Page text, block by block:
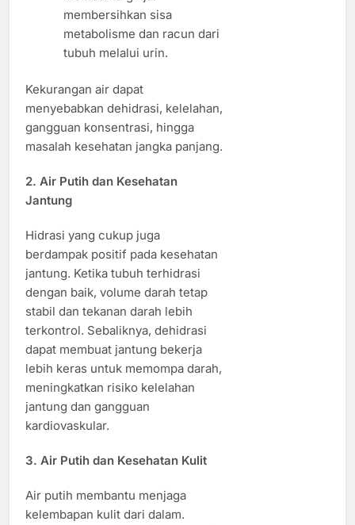
membersihkan sisa
metabolisme dan racun dari
tubuh melalui urin.
Kekurangan air dapat
menyebabkan dehidrasi, kelelahan,
gangguan konsentrasi, hingga
masalah kesehatan jangka panjang.
2. Air Putih dan Kesehatan
Jantung
Hidrasi yang cukup juga
berdampak positif pada kesehatan
jantung. Ketika tubuh terhidrasi
dengan baik, volume darah tetap
stabil dan tekanan darah lebih
terkontrol. Sebaliknya, dehidrasi
dapat membuat jantung bekerja
lebih keras untuk memompa darah,
meningkatkan risiko kelelahan
jantung dan gangguan
kardiovaskular.
3. Air Putih dan Kesehatan Kulit
Air putih membantu menjaga
kelembapan kulit dari dalam.